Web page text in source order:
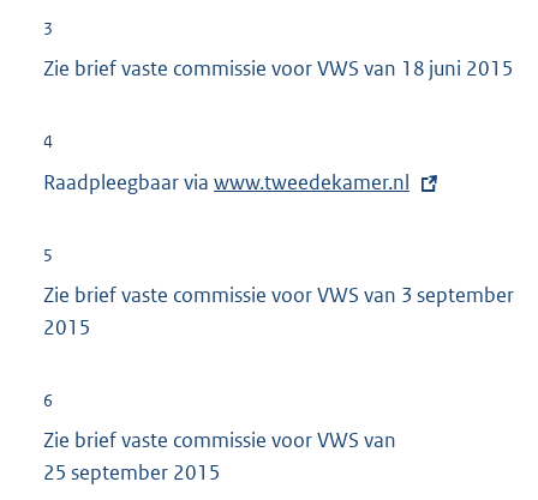
3
Zie brief vaste commissie voor VWS van 18 juni 2015
4
Raadpleegbaar via E
r
i
n
www.tweedekamer.nl
5
Zie brief vaste commissie voor VWS van 3 september
2015
6
Zie brief vaste commissie voor VWS van
25 september 2015